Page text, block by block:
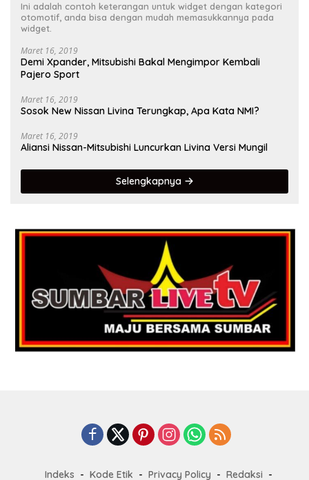
Ini adalah contoh keterangan untuk widget dengan kategori
otomotif, anda bisa dengan mudah memasukkannya pada
widget.
Maret 16, 2019
Demi Xpander, Mitsubishi Bakal Mengimpor Kembali
Pajero Sport
Maret 16, 2019
Sosok New Nissan Livina Terungkap, Apa Kata NMI?
Maret 16, 2019
Aliansi Nissan-Mitsubishi Luncurkan Livina Versi Mungil
Selengkapnya
Indeks Kode Etik Privacy Policy Redaksi